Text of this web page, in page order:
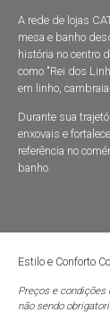
A rede de lojas
mesa e banho
história no centro
como "Rei dos
em linho,
Durante sua
enxovais e
referência no
banho.
Estilo e Conforto
Preços e condições
não sendo